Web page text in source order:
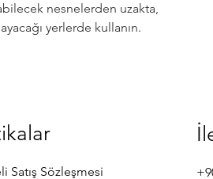
nesnelerden uzakta,
yerlerde kullanın.
Satış Sözleşmesi